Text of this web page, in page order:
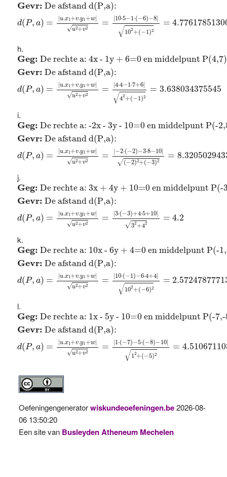
Gevr: De afstand d(P,a):
d(P, a) = |u.x1+v.y1+w|
√u2+v2 = |10⋅5−1 ⋅(−6)−8|
√102+(−1 )2
=
Geg: De rechte a: 4x - 1y + 6=0 en middelpunt P(4,7)
Gevr: De afstand d(P,a):
d(P, a) = |u.x1+v.y1+w|
√u2+v2 = |4⋅4−1 ⋅7+6|
√42+(−1 )2
= 3.638034375545
Geg: De rechte a: 4x - 1y + 6=0 en middelpunt
Geg: De rechte a: -2x - 3y - 10=0 en middelpunt P(-
Gevr: De afstand d(P,a):
d(P, a) = |u.x1+v.y1+w|
√u2+v2 = |−2⋅(−2)−3⋅8−10|
√(−2)2+(−3)2 =
Geg: De rechte a: -2x - 3y - 10=0 en middelpunt
Geg: De rechte a: 3x + 4y + 10=0 en middelpunt P(-
Gevr: De afstand d(P,a):
d(P, a) = |u.x1+v.y1+w|
√u2+v2 = |3⋅(−3)+4⋅5+10|
√32+42 = 4.2
Geg: De rechte a: 3x + 4y + 10=0 en middelpunt
Geg: De rechte a: 10x - 6y + 4=0 en middelpunt P(-
Gevr: De afstand d(P,a):
d(P, a) = |u.x1+v.y1+w|
√u2+v2 = |10⋅(−1 )−6⋅4+4|
√102+(−6)2
=
Geg: De rechte a: 10x - 6y + 4=0 en middelpunt P(-
Geg: De rechte a: 1x - 5y - 10=0 en middelpunt P(-
Gevr: De afstand d(P,a):
d(P, a) = |u.x1+v.y1+w|
√u2+v2 = |1 ⋅(−7)−5⋅(−8)−10|
√1 2+(−5)2
=
Geg: De rechte a: 1x - 5y - 10=0 en middelpunt P(-
Oefeningengeneratorwiskundeoefeningen.be2026-08-
06 13:50:20
Een site van Busleyden Atheneum Mechelen